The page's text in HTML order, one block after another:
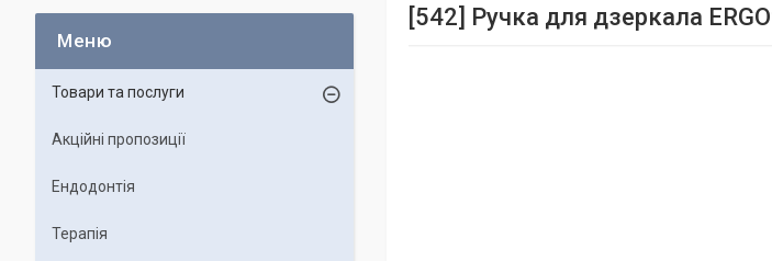
[542] Ручка для дзеркала
Товари та послуги
Акційні пропозиції
Ендодонтія
Терапія